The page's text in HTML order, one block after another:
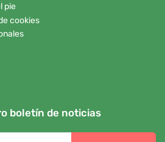
pie
cookies
boletín de noticias